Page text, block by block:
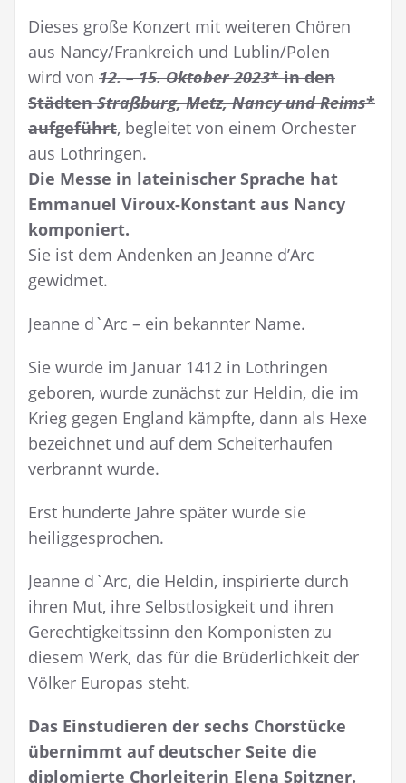
Dieses große Konzert mit weiteren Chören
aus Nancy/Frankreich und Lublin/Polen
wird von 12. – 15. Oktober 2023* in den
StädtenStraßburg, Metz, Nancy und Reims*
aufgeführt, begleitet von einem Orchester
aus Lothringen.
Die Messe in lateinischer Sprache hat
Emmanuel Viroux-Konstant aus Nancy
komponiert.
Sie ist dem Andenken an Jeanne d’Arc
gewidmet.
Jeanne d`Arc – ein bekannter Name.
Sie wurde im Januar 1412 in Lothringen
geboren, wurde zunächst zur Heldin, die im
Krieg gegen England kämpfte, dann als Hexe
bezeichnet und auf dem Scheiterhaufen
verbrannt wurde.
Erst hunderte Jahre später wurde sie
heiliggesprochen.
Jeanne d`Arc, die Heldin, inspirierte durch
ihren Mut, ihre Selbstlosigkeit und ihren
Gerechtigkeitssinn den Komponisten zu
diesem Werk, das für die Brüderlichkeit der
Völker Europas steht.
Das Einstudieren der sechs Chorstücke
übernimmt auf deutscher Seite die
diplomierte Chorleiterin Elena Spitzner.